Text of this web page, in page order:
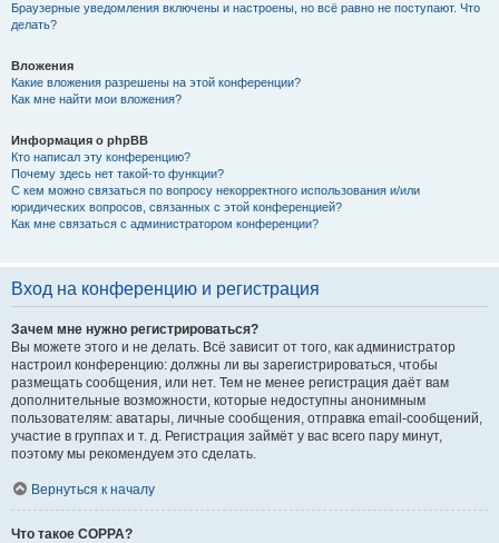
Браузерные уведомления включены и настроены, но всё равно не поступают. Что
делать?
Вложения
Какие вложения разрешены на этой конференции?
Как мне найти мои вложения?
Информация о phpBB
Кто написал эту конференцию?
Почему здесь нет такой-то функции?
С кем можно связаться по вопросу некорректного использования и/или
юридических вопросов, связанных с этой конференцией?
Как мне связаться с администратором конференции?
Вход на конференцию и регистрация
Зачем мне нужно регистрироваться?
Вы можете этого и не делать. Всё зависит от того, как администратор
настроил конференцию: должны ли вы зарегистрироваться, чтобы
размещать сообщения, или нет. Тем не менее регистрация даёт вам
дополнительные возможности, которые недоступны анонимным
пользователям: аватары, личные сообщения, отправка email-сообщений,
участие в группах и т. д. Регистрация займёт у вас всего пару минут,
поэтому мы рекомендуем это сделать.
Вернуться к началу
Что такое COPPA?